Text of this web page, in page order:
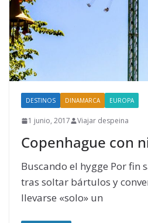
DESTINOS DINAMARCA EUROPA
1 junio, 2017 Viajar despeina
Copenhague con
Buscando el hygge Por fin
tras soltar bártulos y
llevarse «solo» un